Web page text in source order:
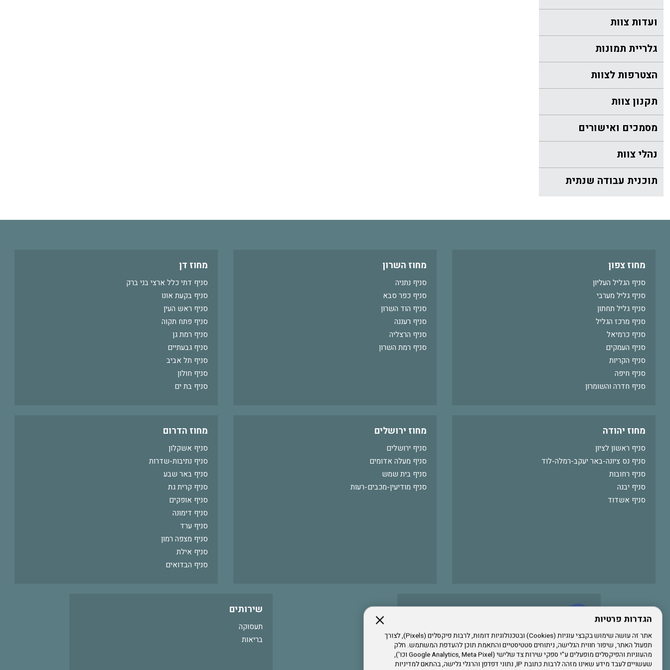
הגדרות פרטיות
אתר זה עושה שימוש בקבצי עוגיות (Cookies) ובטכנולוגיות דומות, לרבות פיקסלים (Pixels), לצורך
תפעול האתר, שיפור חווית הגלישה, ניתוחים סטטיסטיים והתאמת תוכן להעדפת המשתמש. חלק
מהעוגיות והפיקסלים מופעלים ע"י ספקי שירות צד שלישי (Google Analytics, Meta Pixel וכו'),
שעשויים לעבד מידע שאינו מזהה לרבות כתובת IP, נתוני דפדפן והרגלי גלישה, בהתאם למדיניות
ועדות צוות
גלריית תמונות
הצטרפות לצוות
תקנון צוות
מסמכים ואישורים
נהלי צוות
תוכנית עבודה שנתית
מחוז צפון
סניף הגליל העליון
סניף גליל מערבי
סניף גליל תחתון
סניף מרכז הגליל
סניף כרמיאל
סניף העמקים
סניף הקריות
סניף חיפה
סניף חדרה והשומרון
מחוז השרון
סניף נתניה
סניף כפר סבא
סניף הוד השרון
סניף רעננה
סניף הרצליה
סניף רמת השרון
מחוז דן
סניף דתי כלל ארצי בני ברק
סניף בקעת אונו
סניף ראש העין
סניף פתח תקוה
סניף רמת גן
סניף גבעתיים
סניף תל אביב
סניף חולון
סניף בת ים
מחוז יהודה
סניף ראשון לציון
סניף נס ציונה-באר יעקב-רמלה-לוד
סניף רחובות
סניף יבנה
סניף אשדוד
מחוז ירושלים
סניף ירושלים
סניף מעלה אדומים
סניף בית שמש
סניף מודיעין-מכבים-רעות
מחוז הדרום
סניף אשקלון
סניף נתיבות-שדרות
סניף באר שבע
סניף קרית גת
סניף אופקים
סניף דימונה
סניף ערד
סניף מצפה רמון
סניף אילת
סניף הבדואים
הרשמו לערוץ היוטיוב שלנו
שירותים
תעסוקה
בריאות